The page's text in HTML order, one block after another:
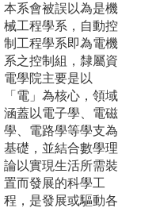
本系會被誤以為是機
械工程學系，自動控
制工程學系即為電機
系之控制組，隸屬資
電學院主要是以
「電」為核心，領域
涵蓋以電子學、電磁
學、電路學等學支為
基礎，並結合數學理
論以實現生活所需裝
置而發展的科學工
程，是發展或驅動各